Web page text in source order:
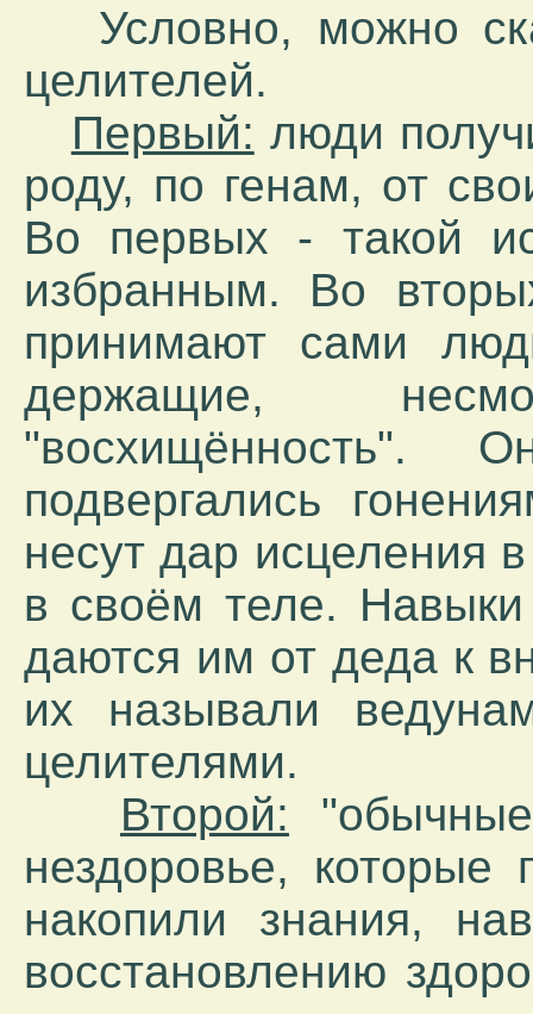
Условно, можно
целителей.
Первый: люди
роду, по генам, от
Во первых - такой
избранным. Во
принимают сами
держащие,
подвергались
несут дар исцеления
в своём теле.
даются им от деда к
их называли
целителями.
Второй:
нездоровье, которые
накопили знания,
восстановлению